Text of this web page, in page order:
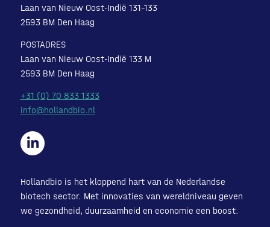
Laan van Nieuw Oost-Indië 131-133
2593 BM Den Haag
POSTADRES
Laan van Nieuw Oost-Indië 133 M
2593 BM Den Haag
+31 (0) 70 833 1333
info@hollandbio.nl
Hollandbio is het kloppend hart van de Nederlandse
biotech sector. Met innovaties van wereldniveau geven
we gezondheid, duurzaamheid en economie een boost.